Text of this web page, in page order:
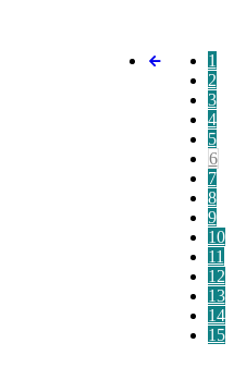
1
2
3
4
5
6
7
8
9
10
11
12
13
14
15